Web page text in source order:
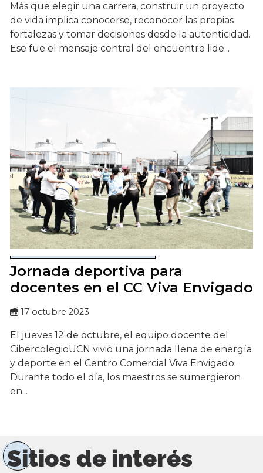
Más que elegir una carrera, construir un proyecto
de vida implica conocerse, reconocer las propias
fortalezas y tomar decisiones desde la autenticidad.
Ese fue el mensaje central del encuentro lide...
Jornada deportiva para
docentes en el CC Viva Envigado
17 octubre 2023
El jueves 12 de octubre, el equipo docente del
CibercolegioUCN vivió una jornada llena de energía
y deporte en el Centro Comercial Viva Envigado.
Durante todo el día, los maestros se sumergieron
en...
Sitios de interés